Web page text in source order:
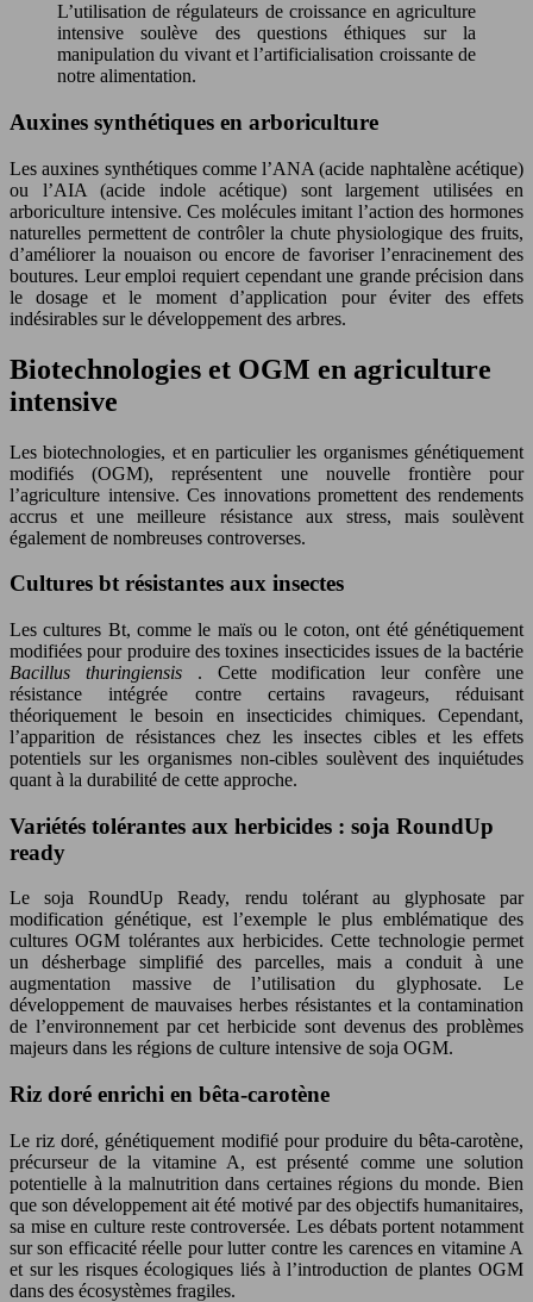
L’utilisation de régulateurs de croissance en agriculture
intensive soulève des questions éthiques sur la
manipulation du vivant et l’artificialisation croissante de
notre alimentation.
Auxines synthétiques en arboriculture
Les auxines synthétiques comme l’ANA (acide naphtalène acétique)
ou l’AIA (acide indole acétique) sont largement utilisées en
arboriculture intensive. Ces molécules imitant l’action des hormones
naturelles permettent de contrôler la chute physiologique des fruits,
d’améliorer la nouaison ou encore de favoriser l’enracinement des
boutures. Leur emploi requiert cependant une grande précision dans
le dosage et le moment d’application pour éviter des effets
indésirables sur le développement des arbres.
Biotechnologies et OGM en agriculture
intensive
Les biotechnologies, et en particulier les organismes génétiquement
modifiés (OGM), représentent une nouvelle frontière pour
l’agriculture intensive. Ces innovations promettent des rendements
accrus et une meilleure résistance aux stress, mais soulèvent
également de nombreuses controverses.
Cultures bt résistantes aux insectes
Les cultures Bt, comme le maïs ou le coton, ont été génétiquement
modifiées pour produire des toxines insecticides issues de la bactérie
Bacillus thuringiensis . Cette modification leur confère une
résistance intégrée contre certains ravageurs, réduisant
théoriquement le besoin en insecticides chimiques. Cependant,
l’apparition de résistances chez les insectes cibles et les effets
potentiels sur les organismes non-cibles soulèvent des inquiétudes
quant à la durabilité de cette approche.
Variétés tolérantes aux herbicides : soja RoundUp
ready
Le soja RoundUp Ready, rendu tolérant au glyphosate par
modification génétique, est l’exemple le plus emblématique des
cultures OGM tolérantes aux herbicides. Cette technologie permet
un désherbage simplifié des parcelles, mais a conduit à une
augmentation massive de l’utilisation du glyphosate. Le
développement de mauvaises herbes résistantes et la contamination
de l’environnement par cet herbicide sont devenus des problèmes
majeurs dans les régions de culture intensive de soja OGM.
Riz doré enrichi en bêta-carotène
Le riz doré, génétiquement modifié pour produire du bêta-carotène,
précurseur de la vitamine A, est présenté comme une solution
potentielle à la malnutrition dans certaines régions du monde. Bien
que son développement ait été motivé par des objectifs humanitaires,
sa mise en culture reste controversée. Les débats portent notamment
sur son efficacité réelle pour lutter contre les carences en vitamine A
et sur les risques écologiques liés à l’introduction de plantes OGM
dans des écosystèmes fragiles.